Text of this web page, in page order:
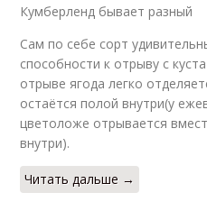
Кумберленд бывает разный
Сам по себе сорт
способности к отрыву с
отрыве ягода легко
остаётся полой внутри(у
цветоложе отрывается
внутри).
Читать дальше →